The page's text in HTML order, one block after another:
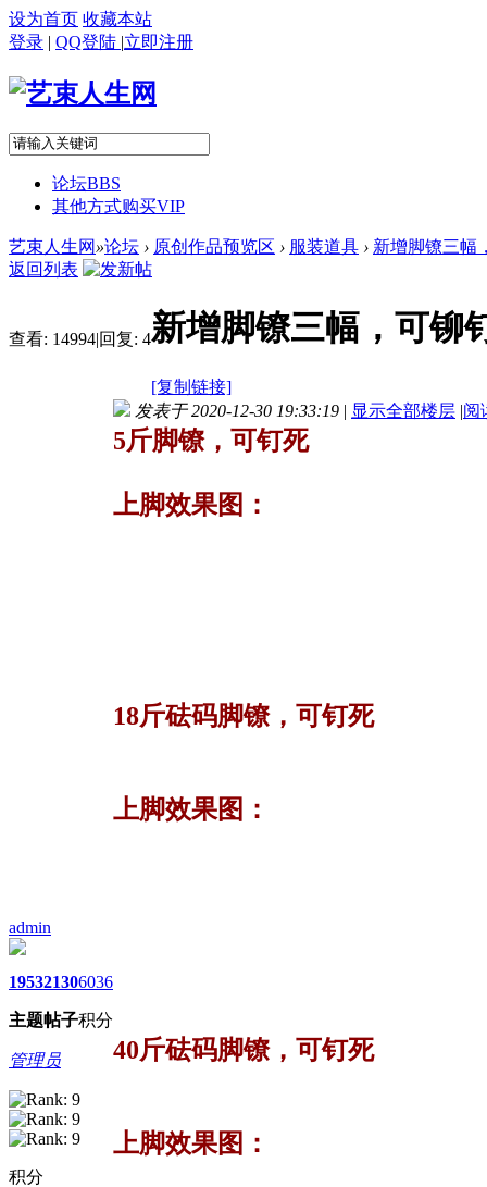
设为首页 收藏本站
登录 | QQ登陆 |立即注册
论坛BBS
其他方式购买VIP
艺束人生网 »论坛 › 原创作品预览区 › 服装道具 › 新增脚镣三幅
返回列表
查看: 14994|回复: 4新增脚镣三幅，可铆
[复制链接]
admin
1953
主题
2130
帖子
6036
积分
管理员
积分
发表于 2020-12-30 19:33:19 | 显示全部楼层 |阅
5斤脚镣，可钉死
上脚效果图：
18斤砝码脚镣，可钉死
上脚效果图：
40斤砝码脚镣，可钉死
上脚效果图：